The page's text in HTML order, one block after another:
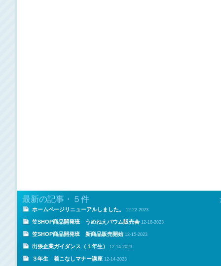
最新の記事・５件
ホームページリニューアルしました。 12-22-2023
笠SHOP商品開発班 うめねえバウム販売会 12-18-2023
笠SHOP商品開発班 新商品販売開始 12-15-2023
出張企業ガイダンス（１年生） 12-14-2023
３年生 着こなしマナー講座 12-14-2023